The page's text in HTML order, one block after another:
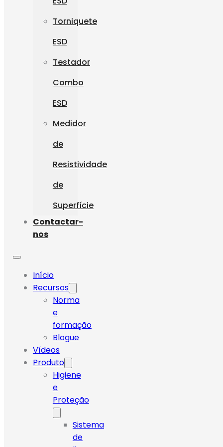
Torniquete
ESD
Testador
Combo
ESD
Medidor
de
Resistividade
de
Superfície
Contactar-
nos
Início
Recursos
Norma
e
formação
Blogue
Vídeos
Produto
Higiene
e
Proteção
Sistema
de